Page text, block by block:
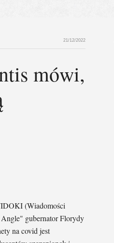
21/12/2022
mówi,
(Wiadomości
gubernator Florydy
na covid jest